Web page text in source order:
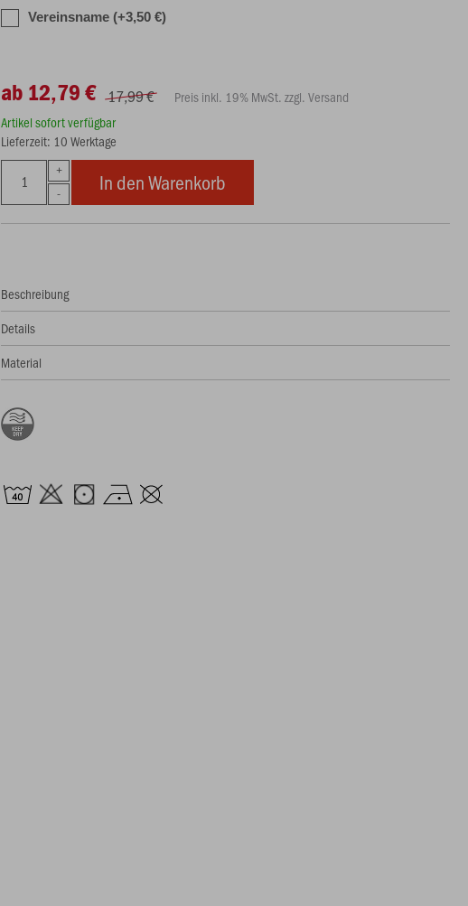
Vereinsname (+3,50 €)
ab 12,79 € 17,99 €
Preis inkl. 19% MwSt. zzgl. Versand
Artikel sofort verfügbar
Lieferzeit: 10 Werktage
In den Warenkorb
Beschreibung
Details
Material